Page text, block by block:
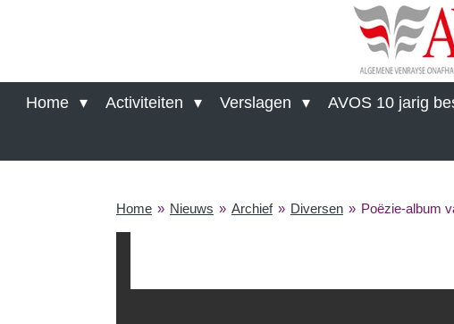
hoofdinhoud
Home Activiteiten Verslagen AVOS 10 jarig
Home » Nieuws » Archief » Diversen » Poëzie-album